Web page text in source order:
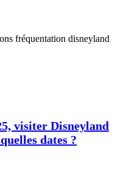
visiter Disneyland
dates ?